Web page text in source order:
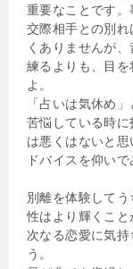
重要なことです。
交際相手との別
くありませんが
練るよりも、目
よ。
「占いは気休め
苦悩している時
は悪くはないと
ドバイスを仰いで
別離を体験して
性はより輝くこと
次なる恋愛に気
う。